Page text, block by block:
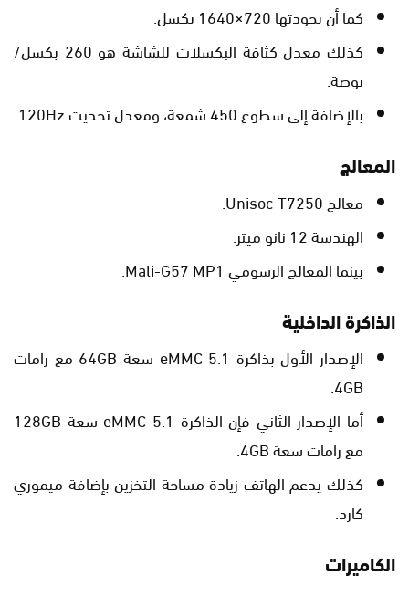
كما أن بجودتها 720×1640 بكسل.
كذلك معدل كثافة البكسلات للشاشة هو 260 بكسل/
بوصة.
بالإضافة إلى سطوع 450 شمعة، ومعدل تحديث 120Hz.
المعالج
معالج Unisoc T7250.
الهندسة 12 نانو ميتر.
بينما المعالج الرسومي Mali-G57 MP1.
الذاكرة الداخلية
الإصدار الأول بذاكرة eMMC 5.1 سعة 64GB مع رامات
4GB.
أما الإصدار الثاني فإن الذاكرة eMMC 5.1 سعة 128GB
مع رامات سعة 4GB.
كذلك يدعم الهاتف زيادة مساحة التخزين بإضافة ميموري
كارد.
الكاميرات